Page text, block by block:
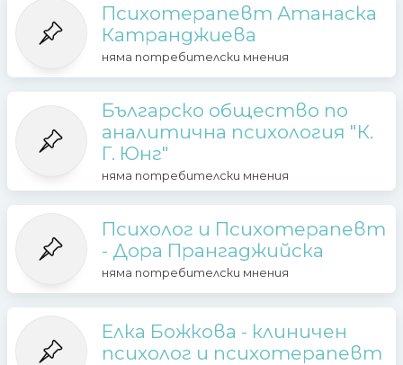
Психотерапевт Атанаска
Катранджиева
няма потребителски мнения
Българско общество по
аналитична психология "К.
Г. Юнг"
няма потребителски мнения
Психолог и Психотерапевт
- Дора Прангаджийска
няма потребителски мнения
Елка Божкова - клиничен
психолог и психотерапевт